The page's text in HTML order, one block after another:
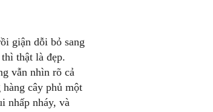
giận dỗi bỏ sang
thật là đẹp.
vẫn nhìn rõ cả
cây phủ một
nhấp nháy, và